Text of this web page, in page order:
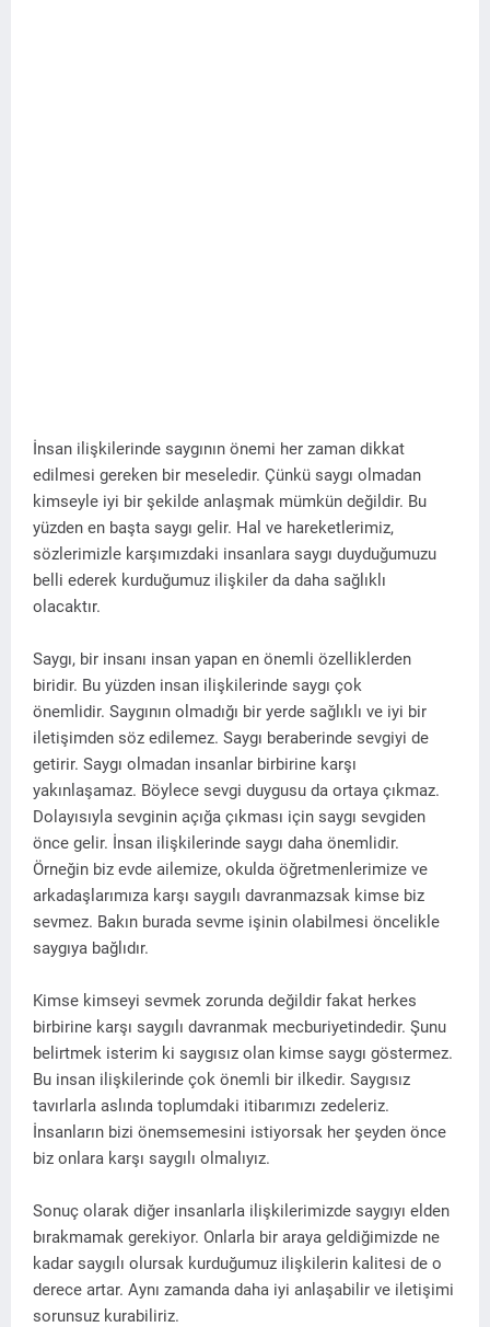
İnsan ilişkilerinde saygının önemi her zaman dikkat
edilmesi gereken bir meseledir. Çünkü saygı olmadan
kimseyle iyi bir şekilde anlaşmak mümkün değildir. Bu
yüzden en başta saygı gelir. Hal ve hareketlerimiz,
sözlerimizle karşımızdaki insanlara saygı duyduğumuzu
belli ederek kurduğumuz ilişkiler da daha sağlıklı
olacaktır.
Saygı, bir insanı insan yapan en önemli özelliklerden
biridir. Bu yüzden insan ilişkilerinde saygı çok
önemlidir. Saygının olmadığı bir yerde sağlıklı ve iyi bir
iletişimden söz edilemez. Saygı beraberinde sevgiyi de
getirir. Saygı olmadan insanlar birbirine karşı
yakınlaşamaz. Böylece sevgi duygusu da ortaya çıkmaz.
Dolayısıyla sevginin açığa çıkması için saygı sevgiden
önce gelir. İnsan ilişkilerinde saygı daha önemlidir.
Örneğin biz evde ailemize, okulda öğretmenlerimize ve
arkadaşlarımıza karşı saygılı davranmazsak kimse biz
sevmez. Bakın burada sevme işinin olabilmesi öncelikle
saygıya bağlıdır.
Kimse kimseyi sevmek zorunda değildir fakat herkes
birbirine karşı saygılı davranmak mecburiyetindedir. Şunu
belirtmek isterim ki saygısız olan kimse saygı göstermez.
Bu insan ilişkilerinde çok önemli bir ilkedir. Saygısız
tavırlarla aslında toplumdaki itibarımızı zedeleriz.
İnsanların bizi önemsemesini istiyorsak her şeyden önce
biz onlara karşı saygılı olmalıyız.
Sonuç olarak diğer insanlarla ilişkilerimizde saygıyı elden
bırakmamak gerekiyor. Onlarla bir araya geldiğimizde ne
kadar saygılı olursak kurduğumuz ilişkilerin kalitesi de o
derece artar. Aynı zamanda daha iyi anlaşabilir ve iletişimi
sorunsuz kurabiliriz.